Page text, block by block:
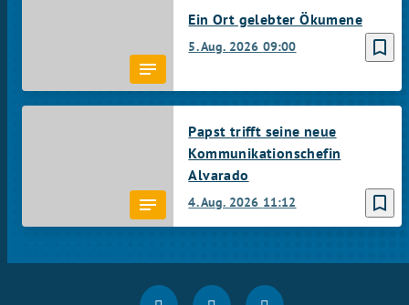
bookmark_border
5. Aug. 2026 09:00
Ein Ort gelebter Ökumene
bookmark_border
4. Aug. 2026 11:12
Papst trifft seine neue
Kommunikationschefin
Alvarado